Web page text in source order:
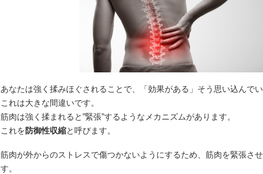
あなたは強く揉みほぐされることで、「効果がある」そう思い込んで
これは大きな間違いです。
筋肉は強く揉まれると”緊張”するようなメカニズムがあります。
これを 防御性収縮と呼びます。
筋肉が外からのストレスで傷つかないようにするため、筋肉を緊張さ
す。